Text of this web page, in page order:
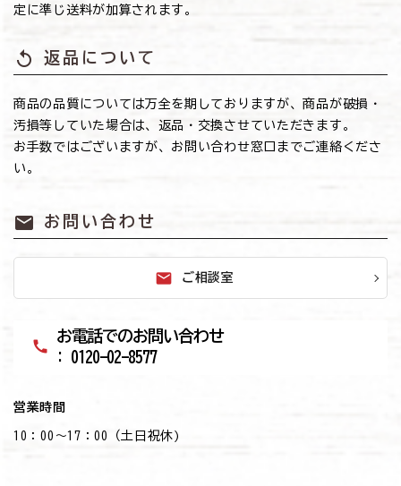
定に準じ送料が加算されます。
replay 返品について
商品の品質については万全を期しておりますが、商品が破損・
汚損等していた場合は、返品・交換させていただきます。
お手数ではございますが、お問い合わせ窓口までご連絡くださ
い。
mail お問い合わせ
mail ご相談室
call
お電話でのお問い合わせ
: 0120-02-8577
営業時間
10：00～17：00（土日祝休)